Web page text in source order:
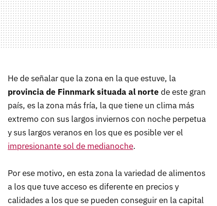
He de señalar que la zona en la que estuve, la
provincia de Finnmark situada al norte de este gran
país, es la zona más fría, la que tiene un clima más
extremo con sus largos inviernos con noche perpetua
y sus largos veranos en los que es posible ver el
impresionante sol de medianoche.
Por ese motivo, en esta zona la variedad de alimentos
a los que tuve acceso es diferente en precios y
calidades a los que se pueden conseguir en la capital